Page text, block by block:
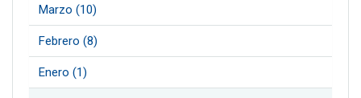
Marzo (10)
Febrero (8)
Enero (1)